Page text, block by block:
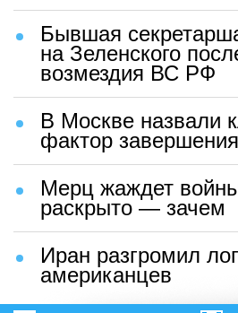
Бывшая
на Зеленского
возмездия ВС РФ
В Москве назвали
фактор
Мерц жаждет
раскрыто — зачем
Иран разгромил
американцев